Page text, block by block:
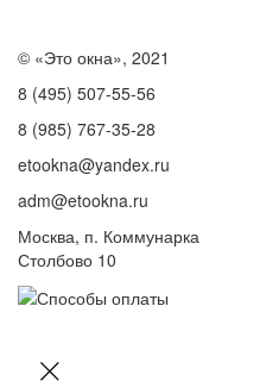
© «Это окна», 2021
8 (495) 507-55-56
8 (985) 767-35-28
etookna@yandex.ru
adm@etookna.ru
Москва, п. Коммунарка
Столбово 10